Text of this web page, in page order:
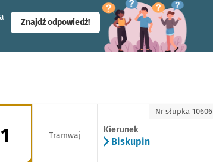
Znajdź odpowiedź!- otworzy się w nowej karcie
Biskupin
1 Tramwaj
Kierunek
Biskupin
Nr słupka 10606